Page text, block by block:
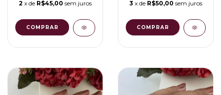
2 x de R$45,00 sem juros
COMPRAR
3 x de R$50,00 sem juros
COMPRAR